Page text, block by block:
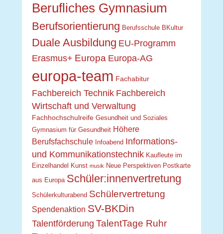
Berufliches Gymnasium
Berufsorientierung Berufsschule BKultur
Duale Ausbildung EU-Programm
Erasmus+ Europa Europa-AG
europa-team Fachabitur
Fachbereich Technik Fachbereich
Wirtschaft und Verwaltung
Fachhochschulreife Gesundheit und Soziales
Gymnasium für Gesundheit Höhere
Berufsfachschule Infoabend Informations-
und Kommunikationstechnik Kaufleute im
Einzelhandel
Kunst musik Neue Perspektiven Postkarte
aus Europa Schüler:innenvertretung
Schülerkulturabend Schülervertretung
Spendenaktion SV-BKDin
Talentförderung TalentTage Ruhr